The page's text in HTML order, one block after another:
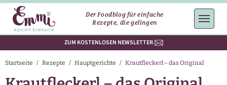
Der Foodblog für einfache
Rezepte, die gelingen
ZUM KOSTENLOSEN NEWSLETTER
Startseite / Rezepte / Hauptgerichte / Krautfleckerl – das Original